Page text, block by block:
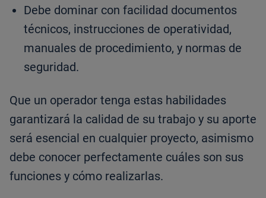
Debe dominar con facilidad documentos
técnicos, instrucciones de operatividad,
manuales de procedimiento, y normas de
seguridad.
Que un operador tenga estas habilidades
garantizará la calidad de su trabajo y su aporte
será esencial en cualquier proyecto, asimismo
debe conocer perfectamente cuáles son sus
funciones y cómo realizarlas.